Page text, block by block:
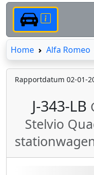
HomeHomeAlfa Romeo
Rapportdatum 02-01-
J-343-LB
Stelvio